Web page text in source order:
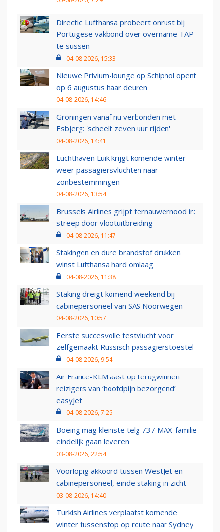
Directie Lufthansa probeert onrust bij
Portugese vakbond over overname TAP
te sussen
04-08-2026, 15:33
Nieuwe Privium-lounge op Schiphol opent
op 6 augustus haar deuren
04-08-2026, 14:46
Groningen vanaf nu verbonden met
Esbjerg: 'scheelt zeven uur rijden'
04-08-2026, 14:41
Luchthaven Luik krijgt komende winter
weer passagiersvluchten naar
zonbestemmingen
04-08-2026, 13:54
Brussels Airlines grijpt ternauwernood in:
streep door vlootuitbreiding
04-08-2026, 11:47
Stakingen en dure brandstof drukken
winst Lufthansa hard omlaag
04-08-2026, 11:38
Staking dreigt komend weekend bij
cabinepersoneel van SAS Noorwegen
04-08-2026, 10:57
Eerste succesvolle testvlucht voor
zelfgemaakt Russisch passagierstoestel
04-08-2026, 9:54
Air France-KLM aast op terugwinnen
reizigers van ‘hoofdpijn bezorgend’
easyJet
04-08-2026, 7:26
Boeing mag kleinste telg 737 MAX-familie
eindelijk gaan leveren
03-08-2026, 22:54
Voorlopig akkoord tussen WestJet en
cabinepersoneel, einde staking in zicht
03-08-2026, 14:40
Turkish Airlines verplaatst komende
winter tussenstop op route naar Sydney